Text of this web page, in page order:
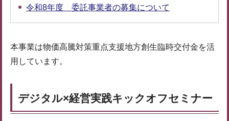
令和8年度 委託事業者の募集について
本事業は物価高騰対策重点支援地方創生臨時交付金を活
用しています。
デジタル×経営実践キックオフセミナー